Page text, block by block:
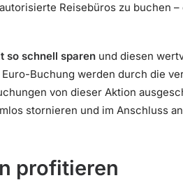
Reisebüros zu buchen
so schnell sparen und diesen
Buchung werden durch die
von dieser Aktion
stornieren und im Anschluss
profitieren